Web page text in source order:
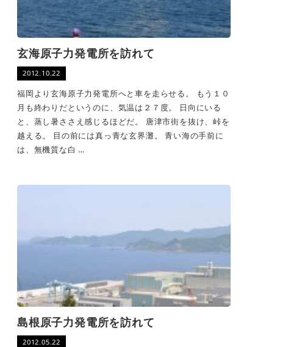
玄海原子力発電所を訪れて
2012.10.22
福岡より玄海原子力発電所へと車を走らせる。 もう１０
月も終わりだというのに、気温は２７度。 日向にいる
と、蒸し暑ささえ感じるほどだ。 唐津市街を抜け、峠を
越える。 目の前には真っ青な玄界灘。 青い海の手前に
は、無機質な白 …
島根原子力発電所を訪れて
2012.05.22